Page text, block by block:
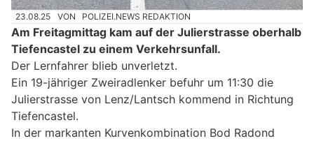
23.08.25 VON POLIZEI.NEWS REDAKTION
Am Freitagmittag kam auf der Julierstrasse oberhalb
Tiefencastel zu einem Verkehrsunfall.
Der Lernfahrer blieb unverletzt.
Ein 19-jähriger Zweiradlenker befuhr um 11:30 die
Julierstrasse von Lenz/Lantsch kommend in Richtung
Tiefencastel.
In der markanten Kurvenkombination Bod Radond